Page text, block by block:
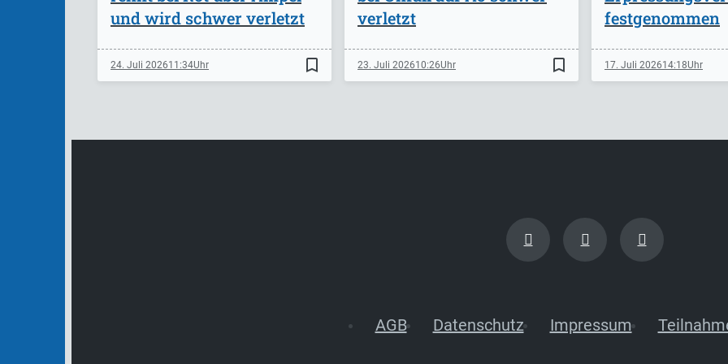
und wird schwer verletzt
24. Juli 202611:34 bookmark_border
verletzt
23. Juli 202610:26 bookmark_border
festgenommen
17. Juli 202614:18
AGB Datenschutz Impressum